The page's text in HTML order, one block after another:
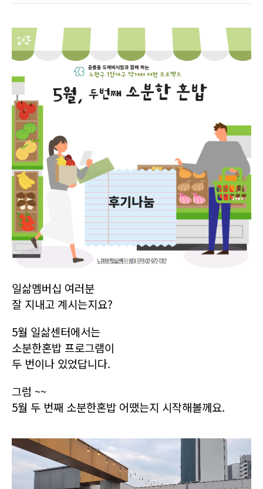
일삶멤버십 여러분
잘 지내고 계시는지요?
5월 일삶센터에서는
소분한혼밥 프로그램이
두 번이나 있었답니다.
그럼 ~~
5월 두 번째 소분한혼밥 어땠는지 시작해볼께요.